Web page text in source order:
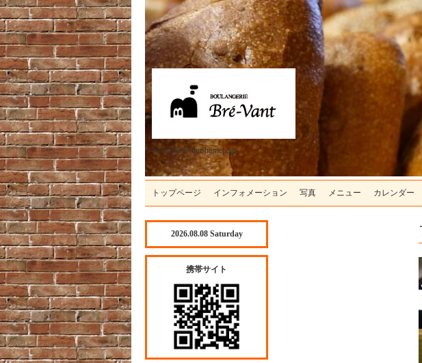
Welcome to our homepage
トップページ インフォメーション 写真 メニュー カレンダー
2026.08.08 Saturday
携帯サイト